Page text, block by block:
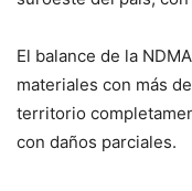
El balance de la
materiales con más
territorio
con daños parciales.